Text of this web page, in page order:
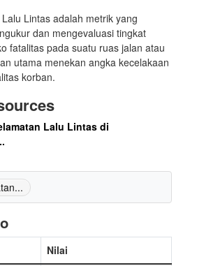
Lintas adalah metrik yang
dan mengevaluasi tingkat
fatalitas pada suatu ruas jalan atau
utama menekan angka kecelakaan
korban.
Lalu Lintas di
Nilai